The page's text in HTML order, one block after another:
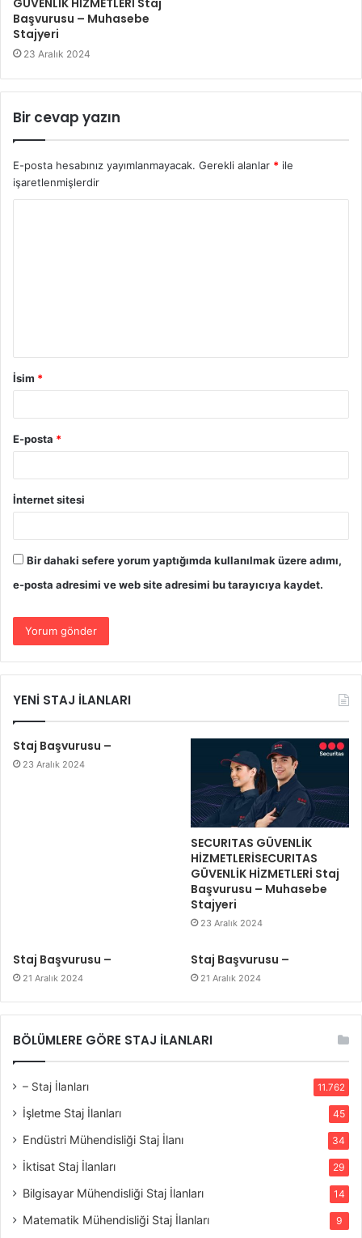
Başvurusu – Muhasebe
Stajyeri
23 Aralık 2024
Bir cevap yazın
E-posta hesabınız yayımlanmayacak. Gerekli alanlar * ile
işaretlenmişlerdir
İsim *
E-posta *
İnternet sitesi
Bir dahaki sefere yorum yaptığımda kullanılmak üzere adımı,
e-posta adresimi ve web site adresimi bu tarayıcıya kaydet.
YENİ STAJ İLANLARI
Staj Başvurusu –
23 Aralık 2024
SECURITAS GÜVENLİK
HİZMETLERİSECURITAS
GÜVENLİK HİZMETLERİ Staj
Başvurusu – Muhasebe
Stajyeri
23 Aralık 2024
Staj Başvurusu –
21 Aralık 2024
Staj Başvurusu –
21 Aralık 2024
BÖLÜMLERE GÖRE STAJ İLANLARI
– Staj İlanları 11.762
İşletme Staj İlanları 45
Endüstri Mühendisliği Staj İlanı 34
İktisat Staj İlanları 29
Bilgisayar Mühendisliği Staj İlanları 14
Matematik Mühendisliği Staj İlanları 9